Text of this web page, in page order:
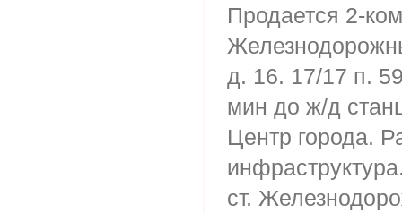
Продается 2-
д. 16. 17/17 п.
мин до ж/д
Центр города.
ст.